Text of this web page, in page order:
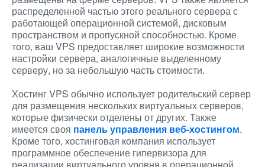
распределенной частью этого реального сервера с
работающей операционной системой, дисковым
пространством и пропускной способностью. Кроме
того, ваш VPS предоставляет широкие возможности
настройки сервера, аналогичные выделенному
серверу, но за небольшую часть стоимости.
Хостинг VPS обычно использует родительский сервер
для размещения нескольких виртуальных серверов,
которые физически отделены от других. Также
имеется своя панель управления веб-хостингом.
Кроме того, хостинговая компания использует
программное обеспечение гипервизора для